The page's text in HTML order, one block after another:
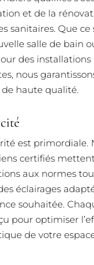
et de la
sanitaires. Que ce
salle de bain
des installations
nous
haute qualité.
est primordiale.
certifiés
aux normes
éclairages
souhaitée.
pour optimiser
de votre